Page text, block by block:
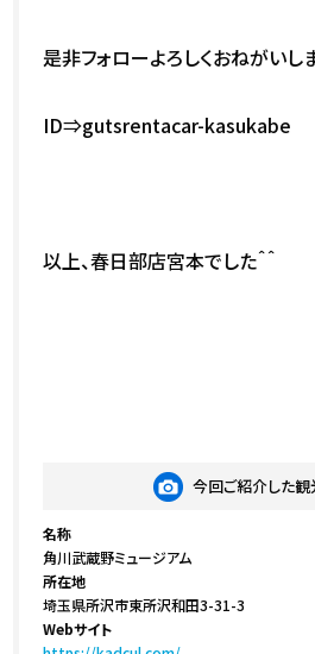
是非フォローよろしくおねがいしま
ID⇒gutsrentacar-kasukabe
以上、春日部店宮本でした＾＾
今回ご紹介した観
名称
角川武蔵野ミュージアム
所在地
埼玉県所沢市東所沢和田3-31-3
Webサイト